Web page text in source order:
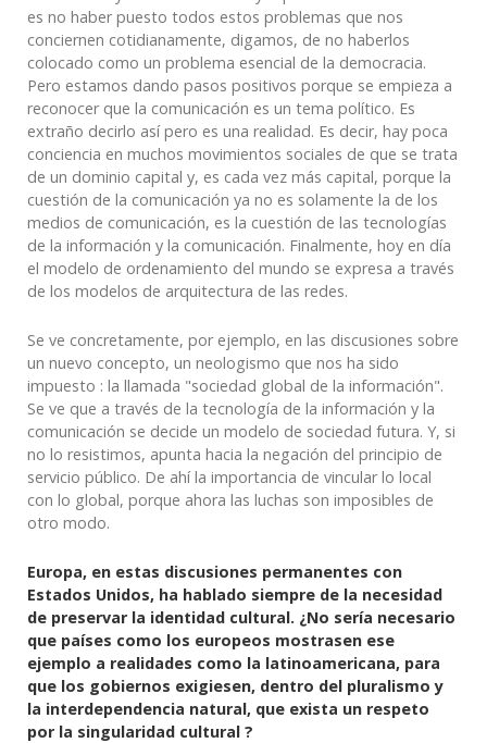
es no haber puesto todos estos problemas que nos
conciernen cotidianamente, digamos, de no haberlos
colocado como un problema esencial de la democracia.
Pero estamos dando pasos positivos porque se empieza a
reconocer que la comunicación es un tema político. Es
extraño decirlo así pero es una realidad. Es decir, hay poca
conciencia en muchos movimientos sociales de que se trata
de un dominio capital y, es cada vez más capital, porque la
cuestión de la comunicación ya no es solamente la de los
medios de comunicación, es la cuestión de las tecnologías
de la información y la comunicación. Finalmente, hoy en día
el modelo de ordenamiento del mundo se expresa a través
de los modelos de arquitectura de las redes.
Se ve concretamente, por ejemplo, en las discusiones sobre
un nuevo concepto, un neologismo que nos ha sido
impuesto : la llamada "sociedad global de la información".
Se ve que a través de la tecnología de la información y la
comunicación se decide un modelo de sociedad futura. Y, si
no lo resistimos, apunta hacia la negación del principio de
servicio público. De ahí la importancia de vincular lo local
con lo global, porque ahora las luchas son imposibles de
otro modo.
Europa, en estas discusiones permanentes con
Estados Unidos, ha hablado siempre de la necesidad
de preservar la identidad cultural. ¿No sería necesario
que países como los europeos mostrasen ese
ejemplo a realidades como la latinoamericana, para
que los gobiernos exigiesen, dentro del pluralismo y
la interdependencia natural, que exista un respeto
por la singularidad cultural ?